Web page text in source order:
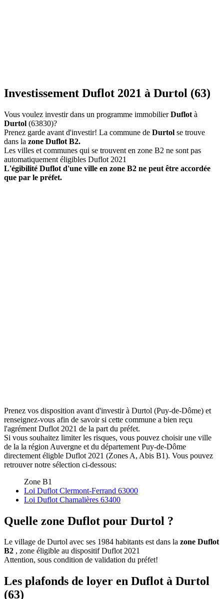
Investissement Duflot 2021 à Durtol (63)
Vous voulez investir dans un programme immobilierDuflot à
Durtol (63830)?
Prenez garde avant d'investir! La commune de Durtol se trouve
dans la zone Duflot B2.
Les villes et communes qui se trouvent en zone B2 ne sont pas
automatiquement éligibles Duflot 2021
L'égibilité Duflot d'une ville en zone B2 ne peut être accordée
que par le préfet.
Prenez vos disposition avant d'investir à Durtol (Puy-de-Dôme) et
renseignez-vous afin de savoir si cette commune a bien reçu
l'agrément Duflot 2021 de la part du préfet.
Si vous souhaitez limiter les risques, vous pouvez choisir une ville
de la la région Auvergne et du département Puy-de-Dôme
directement éligble Duflot 2021 (Zones A, Abis B1). Vous pouvez
retrouver notre sélection ci-dessous:
Zone B1
Loi Duflot Clermont-Ferrand 63000
Loi Duflot Chamalières 63400
Quelle zone Duflot pour Durtol ?
Le village de Durtol avec ses 1984 habitants est dans la zone Duflot
B2 , zone éligible au dispositif Duflot 2021
Attention, sous condition de validation du préfet!
Les plafonds de loyer en Duflot à Durtol
(63)